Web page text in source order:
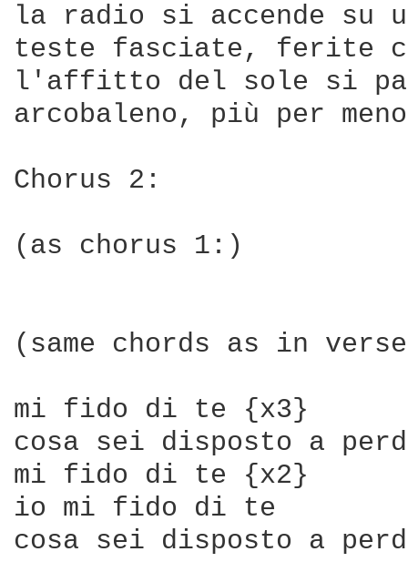
la radio si accende su
teste fasciate, ferite
l'affitto del sole si
arcobaleno, più per meno
Chorus 2:
(as chorus 1:)
(same chords as in
mi fido di te {x3}
cosa sei disposto a
mi fido di te {x2}
io mi fido di te
cosa sei disposto a